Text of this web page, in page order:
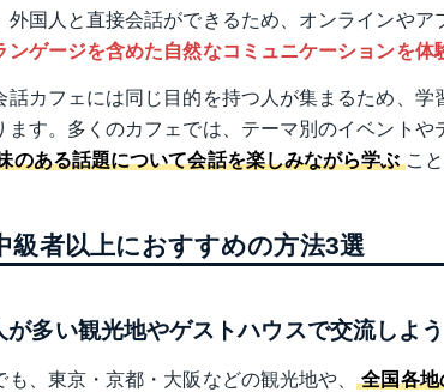
外国人と直接会話ができるため、オンラインやア
ンゲージを含めた自然なコミュニケーションを体
話カフェには同じ目的を持つ人が集まるため、学
ます。多くのカフェでは、テーマ別のイベントや
のある話題について会話を楽しみながら学ぶ こ
級者以上におすすめの方法3選
が多い観光地やゲストハウスで交流しよう
も、東京・京都・大阪などの観光地や、 全国各地